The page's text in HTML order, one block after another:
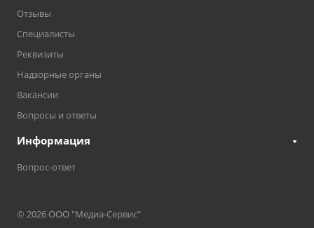
Отзывы
Специалисты
Реквизиты
Надзорные органы
Вакансии
Вопросы и ответы
Информация
Вопрос-ответ
© 2026 ООО "Медиа-Сервис"